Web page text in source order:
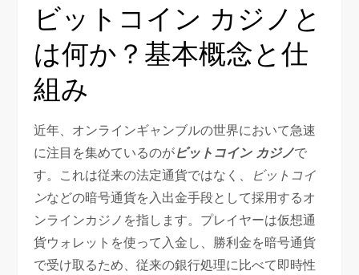
ビットコイン カジノと
は何か？基本概念と仕
組み
近年、オンラインギャンブルの世界において急速
に注目を集めているのがビットコイン カジノで
す。これは従来の法定通貨ではなく、
ビットコイ
ンなどの暗号通貨を入出金手段として採用するオ
ンラインカジノを指します。プレイヤーは仮想通
貨ウォレットを使って入金し、勝利金を暗号通貨
で受け取るため、従来の銀行処理に比べて即時性